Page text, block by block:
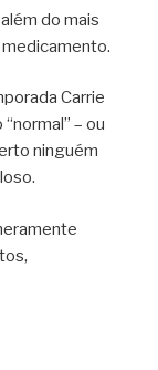
do mais
Carrie
– ou
ninguém